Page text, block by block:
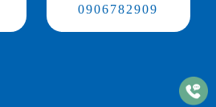
0906782909